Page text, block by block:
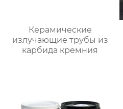
Керамические
излучающие трубы из
карбида кремния